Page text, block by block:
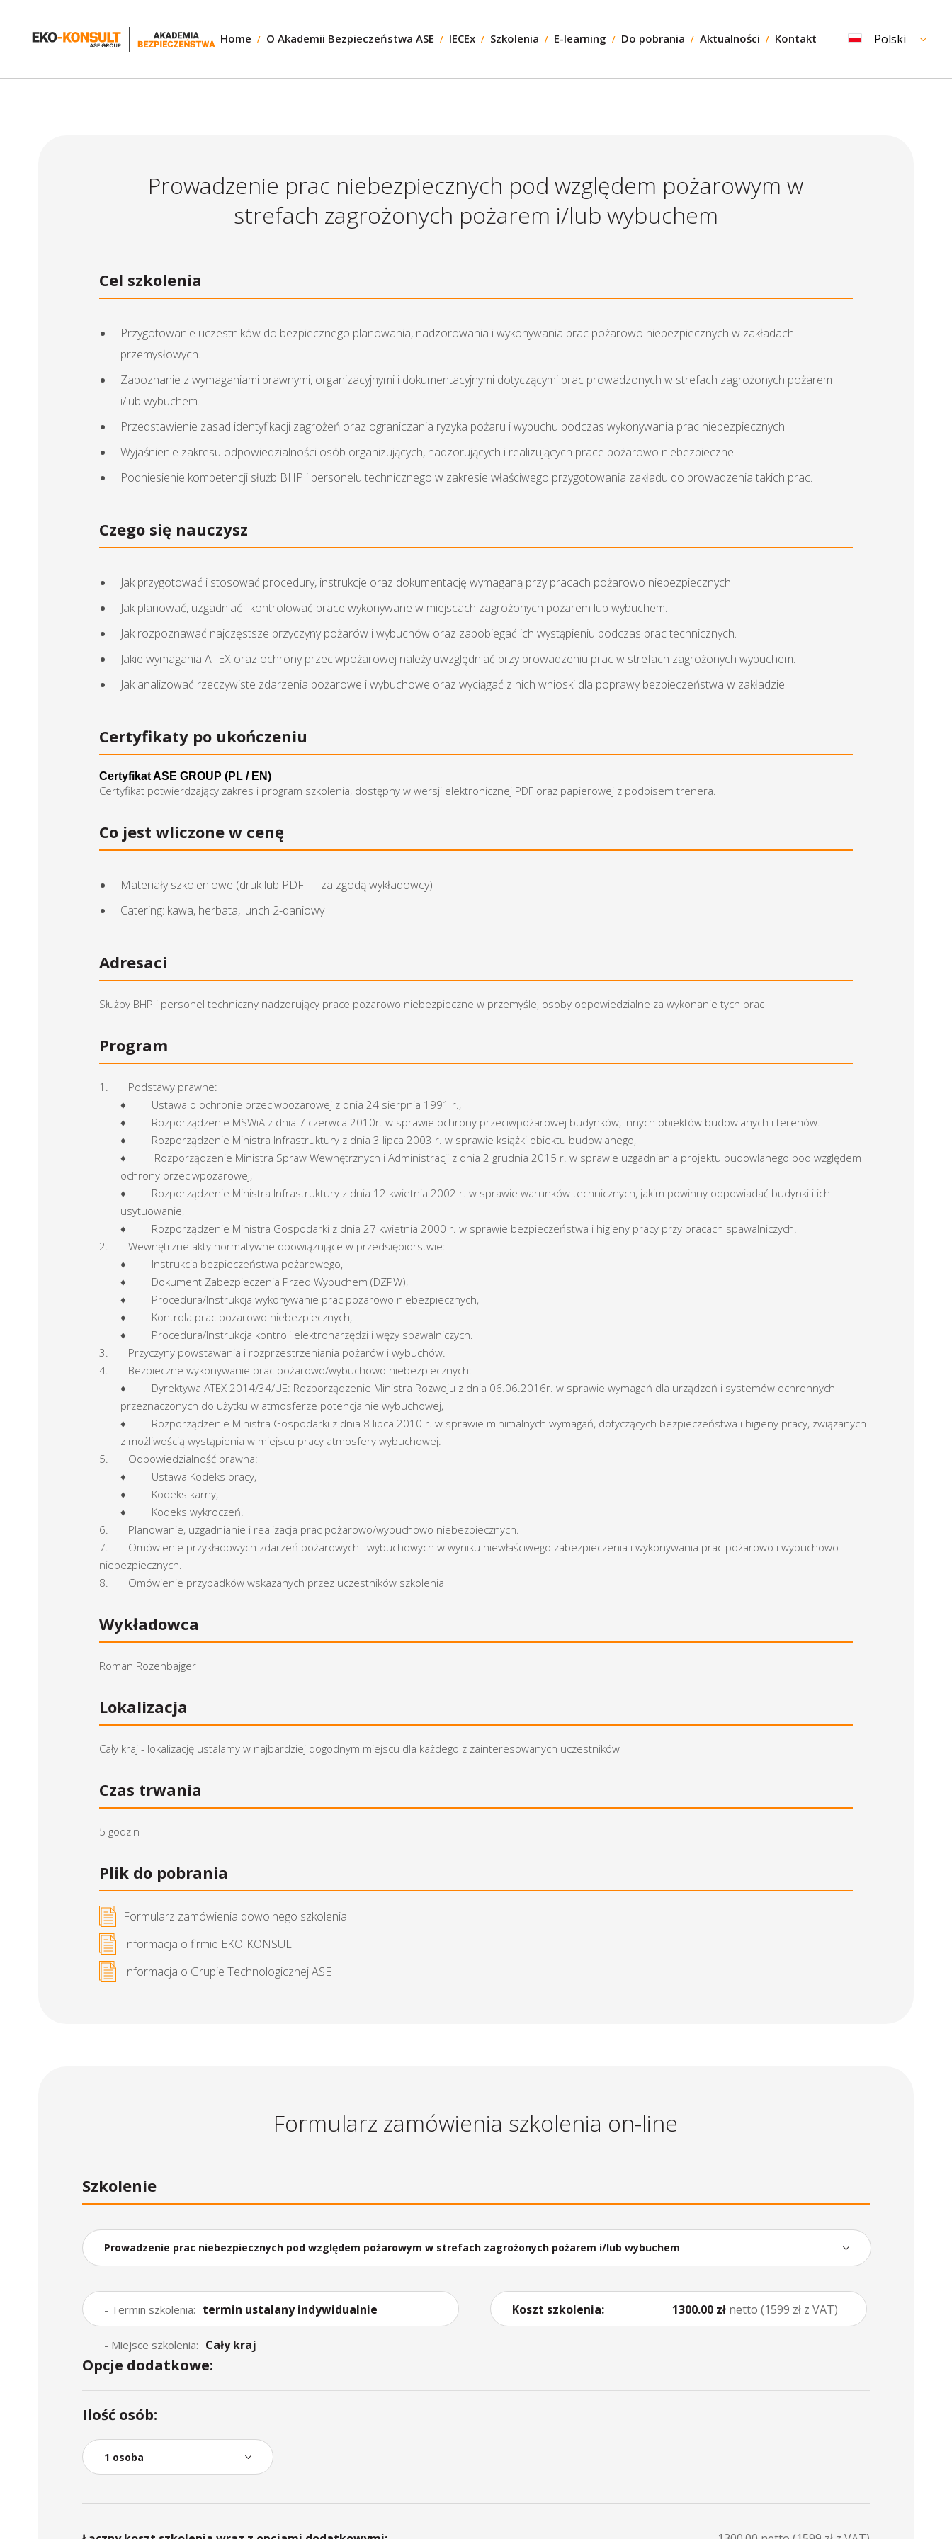
Home O Akademii Bezpieczeństwa ASE IECEx Szkolenia E-learning Do pobrania Aktualności Kontakt Polski
Prowadzenie prac niebezpiecznych pod względem pożarowym w
strefach zagrożonych pożarem i/lub wybuchem
Cel szkolenia
Przygotowanie uczestników do bezpiecznego planowania, nadzorowania i wykonywania prac pożarowo niebezpiecznych w zakładach
przemysłowych.
Zapoznanie z wymaganiami prawnymi, organizacyjnymi i dokumentacyjnymi dotyczącymi prac prowadzonych w strefach zagrożonych pożarem
i/lub wybuchem.
Przedstawienie zasad identyfikacji zagrożeń oraz ograniczania ryzyka pożaru i wybuchu podczas wykonywania prac niebezpiecznych.
Wyjaśnienie zakresu odpowiedzialności osób organizujących, nadzorujących i realizujących prace pożarowo niebezpieczne.
Podniesienie kompetencji służb BHP i personelu technicznego w zakresie właściwego przygotowania zakładu do prowadzenia takich prac.
Czego się nauczysz
Jak przygotować i stosować procedury, instrukcje oraz dokumentację wymaganą przy pracach pożarowo niebezpiecznych.
Jak planować, uzgadniać i kontrolować prace wykonywane w miejscach zagrożonych pożarem lub wybuchem.
Jak rozpoznawać najczęstsze przyczyny pożarów i wybuchów oraz zapobiegać ich wystąpieniu podczas prac technicznych.
Jakie wymagania ATEX oraz ochrony przeciwpożarowej należy uwzględniać przy prowadzeniu prac w strefach zagrożonych wybuchem.
Jak analizować rzeczywiste zdarzenia pożarowe i wybuchowe oraz wyciągać z nich wnioski dla poprawy bezpieczeństwa w zakładzie.
Certyfikaty po ukończeniu
Certyfikat ASE GROUP (PL / EN)
Certyfikat potwierdzający zakres i program szkolenia, dostępny w wersji elektronicznej PDF oraz papierowej z podpisem trenera.
Co jest wliczone w cenę
Materiały szkoleniowe (druk lub PDF — za zgodą wykładowcy)
Catering: kawa, herbata, lunch 2-daniowy
Adresaci
Służby BHP i personel techniczny nadzorujący prace pożarowo niebezpieczne w przemyśle, osoby odpowiedzialne za wykonanie tych prac
Program
1. Podstawy prawne:
♦ Ustawa o ochronie przeciwpożarowej z dnia 24 sierpnia 1991 r.,
♦ Rozporządzenie MSWiA z dnia 7 czerwca 2010r. w sprawie ochrony przeciwpożarowej budynków, innych obiektów budowlanych i terenów.
♦ Rozporządzenie Ministra Infrastruktury z dnia 3 lipca 2003 r. w sprawie książki obiektu budowlanego,
♦ Rozporządzenie Ministra Spraw Wewnętrznych i Administracji z dnia 2 grudnia 2015 r. w sprawie uzgadniania projektu budowlanego pod względem
ochrony przeciwpożarowej,
♦ Rozporządzenie Ministra Infrastruktury z dnia 12 kwietnia 2002 r. w sprawie warunków technicznych, jakim powinny odpowiadać budynki i ich
usytuowanie,
♦ Rozporządzenie Ministra Gospodarki z dnia 27 kwietnia 2000 r. w sprawie bezpieczeństwa i higieny pracy przy pracach spawalniczych.
2. Wewnętrzne akty normatywne obowiązujące w przedsiębiorstwie:
♦ Instrukcja bezpieczeństwa pożarowego,
♦ Dokument Zabezpieczenia Przed Wybuchem (DZPW),
♦ Procedura/Instrukcja wykonywanie prac pożarowo niebezpiecznych,
♦ Kontrola prac pożarowo niebezpiecznych,
♦ Procedura/Instrukcja kontroli elektronarzędzi i węży spawalniczych.
3. Przyczyny powstawania i rozprzestrzeniania pożarów i wybuchów.
4. Bezpieczne wykonywanie prac pożarowo/wybuchowo niebezpiecznych:
♦ Dyrektywa ATEX 2014/34/UE: Rozporządzenie Ministra Rozwoju z dnia 06.06.2016r. w sprawie wymagań dla urządzeń i systemów ochronnych
przeznaczonych do użytku w atmosferze potencjalnie wybuchowej,
♦ Rozporządzenie Ministra Gospodarki z dnia 8 lipca 2010 r. w sprawie minimalnych wymagań, dotyczących bezpieczeństwa i higieny pracy, związanych
z możliwością wystąpienia w miejscu pracy atmosfery wybuchowej.
5. Odpowiedzialność prawna:
♦ Ustawa Kodeks pracy,
♦ Kodeks karny,
♦ Kodeks wykroczeń.
6. Planowanie, uzgadnianie i realizacja prac pożarowo/wybuchowo niebezpiecznych.
7. Omówienie przykładowych zdarzeń pożarowych i wybuchowych w wyniku niewłaściwego zabezpieczenia i wykonywania prac pożarowo i wybuchowo
niebezpiecznych.
8. Omówienie przypadków wskazanych przez uczestników szkolenia
Wykładowca
Roman Rozenbajger
Lokalizacja
Cały kraj - lokalizację ustalamy w najbardziej dogodnym miejscu dla każdego z zainteresowanych uczestników
Czas trwania
5 godzin
Plik do pobrania
Formularz zamówienia dowolnego szkolenia
Informacja o firmie EKO-KONSULT
Informacja o Grupie Technologicznej ASE
Formularz zamówienia szkolenia on-line
Szkolenie
Prowadzenie prac niebezpiecznych pod względem pożarowym w strefach zagrożonych pożarem i/lub wybuchem
- Termin szkolenia: termin ustalany indywidualnie
- Miejsce szkolenia: Cały kraj
Koszt szkolenia: 1300.00 zł netto (1599 zł z VAT)
Opcje dodatkowe:
Ilość osób: